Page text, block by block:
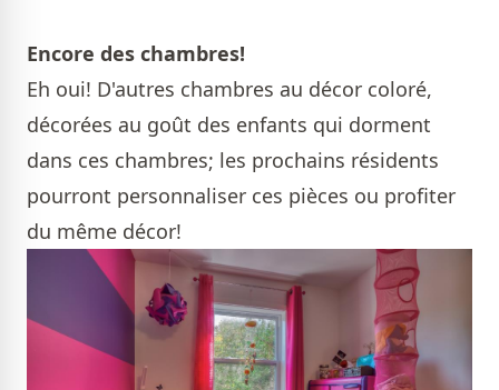
Encore des chambres!
Eh oui! D'autres chambres au décor coloré,
décorées au goût des enfants qui dorment
dans ces chambres; les prochains résidents
pourront personnaliser ces pièces ou profiter
du même décor!